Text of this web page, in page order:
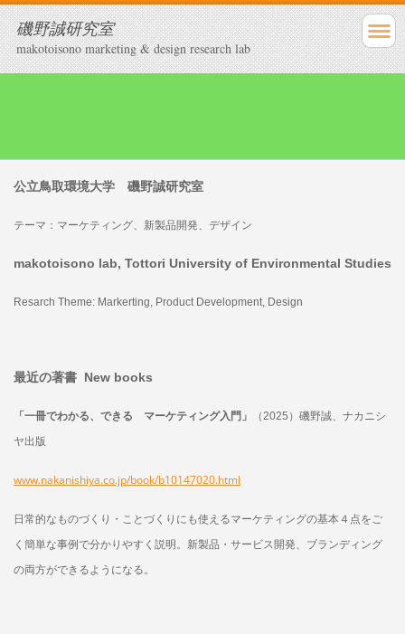
磯野誠研究室
makotoisono marketing & design research lab
公立鳥取環境大学 磯野誠研究室
テーマ：マーケティング、新製品開発、デザイン
makotoisono lab, Tottori University of Environmental Studies
Resarch Theme: Markerting, Product Development, Design
最近の著書 New books
「一冊でわかる、できる マーケティング入門」
（2025）磯野誠、ナカニシ
ヤ出版
www.nakanishiya.co.jp/book/b10147020.html
日常的なものづくり・ことづくりにも使えるマーケティングの基本４点をご
く簡単な事例で分かりやすく説明。新製品・サービス開発、ブランディング
の両方ができるようになる。